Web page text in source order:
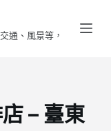
通、風景等，
– 臺東